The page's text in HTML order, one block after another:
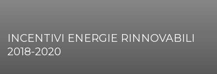
INCENTIVI ENERGIE RINNOVABILI
2018-2020